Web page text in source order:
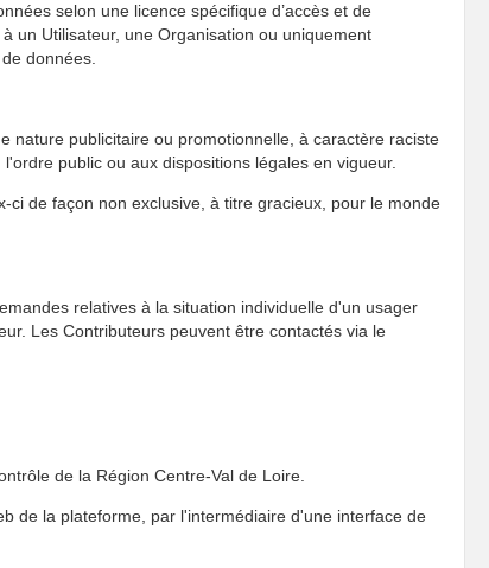
selon une licence spécifique d’accès et de
un Utilisateur, une Organisation ou uniquement
données.
nature publicitaire ou promotionnelle, à caractère raciste
public ou aux dispositions légales en vigueur.
de façon non exclusive, à titre gracieux, pour le monde
relatives à la situation individuelle d'un usager
Les Contributeurs peuvent être contactés via le
de la Région Centre-Val de Loire.
de la plateforme, par l'intermédiaire d'une interface de